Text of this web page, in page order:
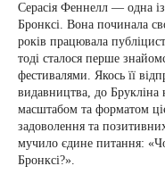
Серасія Феннелл — одна
Бронксі. Вона починала
років працювала
тоді сталося перше
фестивалями. Якось її
видавництва, до Брукліна
масштабом та форматом
задоволення та
мучило єдине питання:
Бронксі?».